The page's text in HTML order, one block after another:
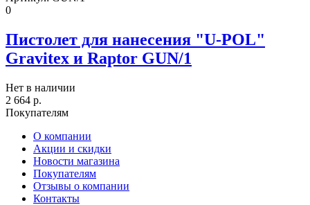
0
Пистолет для нанесения "U-POL"
Gravitex и Raptor GUN/1
Нет в наличии
2 664 р.
Покупателям
О компании
Акции и скидки
Новости магазина
Покупателям
Отзывы о компании
Контакты